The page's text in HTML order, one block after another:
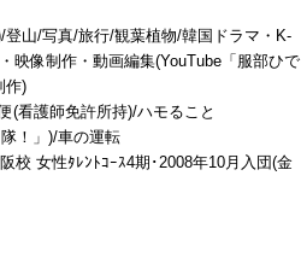
登山/写真/旅行/観葉植物/韓国ドラマ・K-
映像制作・動画編集(YouTube「服部ひで
作)
(看護師免許所持)/ハモること
！」)/車の運転
校 女性ﾀﾚﾝﾄｺｰｽ4期･2008年10月入団(金